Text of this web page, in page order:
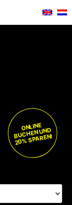
ONLINE
BUCHEN UND
20% SPAREN!